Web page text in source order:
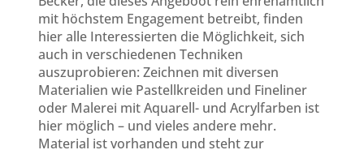
mit höchstem Engagement betreibt, finden
hier alle Interessierten die Möglichkeit, sich
auch in verschiedenen Techniken
auszuprobieren: Zeichnen mit diversen
Materialien wie Pastellkreiden und Fineliner
oder Malerei mit Aquarell- und Acrylfarben ist
hier möglich – und vieles andere mehr.
Material ist vorhanden und steht zur